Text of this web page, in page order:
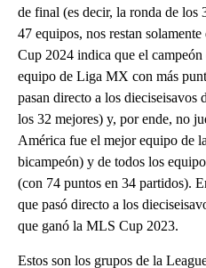
de final (es decir, la ronda de los
47 equipos, nos restan
Cup 2024 indica que el
equipo de Liga MX con más
pasan directo a los dieciseisavos
los 32 mejores) y, por ende, no
América fue el mejor equipo de
bicampeón) y de todos los
(con 74 puntos en 34 partidos).
que pasó directo a los
que ganó la MLS Cup 2023.
Estos son los grupos de la